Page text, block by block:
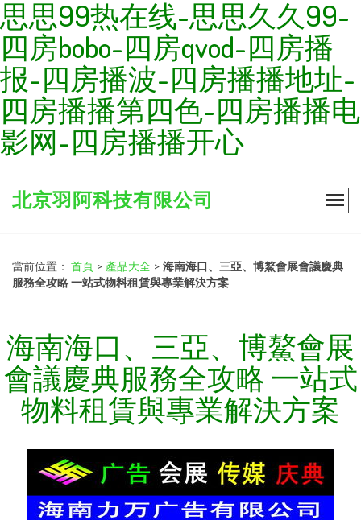
思思99热在线-思思久久99-
四房bobo-四房qvod-四房播
报-四房播波-四房播播地址-
四房播播第四色-四房播播电
影网-四房播播开心
北京羽阿科技有限公司
當前位置： 首頁 > 產品大全 > 海南海口、三亞、博鰲會展會議慶典
服務全攻略 一站式物料租賃與專業解決方案
海南海口、三亞、博鰲會展
會議慶典服務全攻略 一站式
物料租賃與專業解決方案